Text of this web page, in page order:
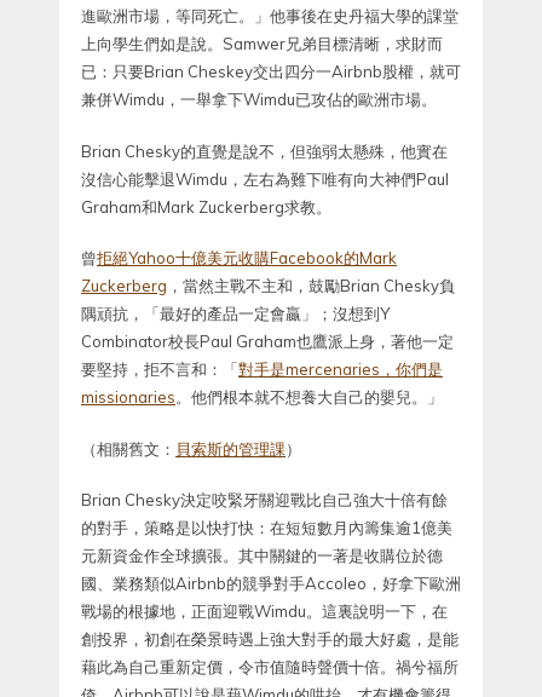
進歐洲市場，等同死亡。」他事後在史丹福大學的課堂
上向學生們如是說。Samwer兄弟目標清晰，求財而
已：只要Brian Cheskey交出四分一Airbnb股權，就可
兼併Wimdu，一舉拿下Wimdu已攻佔的歐洲市場。
Brian Chesky的直覺是說不，但強弱太懸殊，他實在
沒信心能擊退Wimdu，左右為難下唯有向大神們Paul
Graham和Mark Zuckerberg求教。
曾拒絕Yahoo十億美元收購Facebook的Mark
Zuckerberg ，當然主戰不主和，鼓勵Brian Chesky負
隅頑抗，「最好的產品一定會贏」；沒想到Y
Combinator校長Paul Graham也鷹派上身，著他一定
要堅持，拒不言和：「對手是mercenaries，你們是
missionaries。他們根本就不想養大自己的嬰兒。」
（相關舊文： 貝索斯的管理課）
Brian Chesky決定咬緊牙關迎戰比自己強大十倍有餘
的對手，策略是以快打快：在短短數月內籌集逾1億美
元新資金作全球擴張。其中關鍵的一著是收購位於德
國、業務類似Airbnb的競爭對手Accoleo，好拿下歐洲
戰場的根據地，正面迎戰Wimdu。這裏說明一下，在
創投界，初創在榮景時遇上強大對手的最大好處，是能
藉此為自己重新定價，令市值隨時聲價十倍。禍兮福所